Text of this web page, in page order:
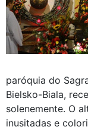
paróquia do
Bielsko-Biala,
solenemente. O
inusitadas e